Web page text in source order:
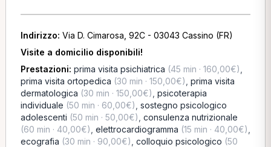
Indirizzo: Via D. Cimarosa, 92C - 03043 Cassino (FR)
Visite a domicilio disponibili!
Prestazioni: prima visita psichiatrica (45 min · 160,00€)
prima visita ortopedica (30 min · 150,00€) prima visita
dermatologica (30 min · 150,00€) psicoterapia
individuale (50 min · 60,00€) sostegno psicologico
adolescenti (50 min · 50,00€) consulenza nutrizionale
(60 min · 40,00€) elettrocardiogramma (15 min · 40,00€)
ecografia (30 min · 90,00€) colloquio psicologico (50